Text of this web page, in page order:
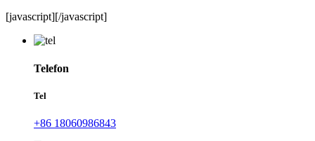
[javascript][/javascript]
Telefon
Tel
+86 18060986843